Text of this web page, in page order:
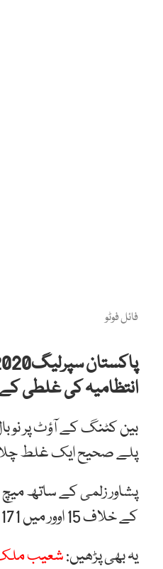
فائل فوٹو
انتظامیہ کی غلطی
بین کٹنگ کے آؤٹ پر نو
پلے صحیح ایک غلط چلا
پشاور زلمی کے ساتھ میچ
کے خلاف 15 اوور میں 171 رن کے ہدف کا تعاقب کر رہی تھی۔
یہ بھی پڑھیں:شعیب